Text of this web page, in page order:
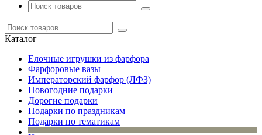
Каталог
Елочные игрушки из фарфора
Фарфоровые вазы
Императорский фарфор (ЛФЗ)
Новогодние подарки
Дорогие подарки
Подарки по праздникам
Подарки по тематикам